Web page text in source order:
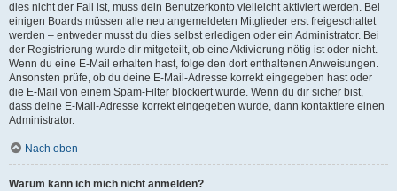
dies nicht der Fall ist, muss dein Benutzerkonto vielleicht aktiviert werden. Bei
einigen Boards müssen alle neu angemeldeten Mitglieder erst freigeschaltet
werden – entweder musst du dies selbst erledigen oder ein Administrator. Bei
der Registrierung wurde dir mitgeteilt, ob eine Aktivierung nötig ist oder nicht.
Wenn du eine E-Mail erhalten hast, folge den dort enthaltenen Anweisungen.
Ansonsten prüfe, ob du deine E-Mail-Adresse korrekt eingegeben hast oder
die E-Mail von einem Spam-Filter blockiert wurde. Wenn du dir sicher bist,
dass deine E-Mail-Adresse korrekt eingegeben wurde, dann kontaktiere einen
Administrator.
Nach oben
Warum kann ich mich nicht anmelden?